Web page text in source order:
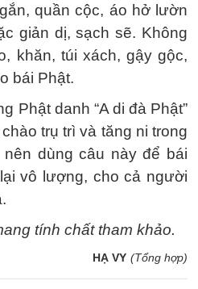
quần cộc, áo hở lườn
giản dị, sạch sẽ. Không
khăn, túi xách, gậy gộc,
bái Phật.
Phật danh “A di đà Phật”
trụ trì và tăng ni trong
dùng câu này để bái
vô lượng, cho cả người
tính chất tham khảo.
HẠ VY (Tổng hợp)